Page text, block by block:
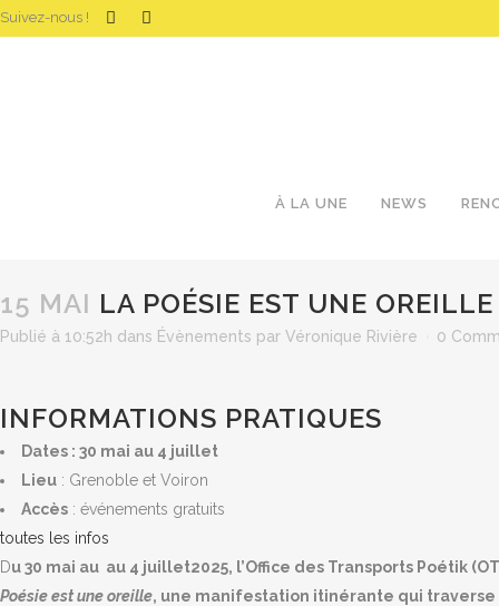
Suivez-nous !
À LA UNE NEWS
15 MAI LA POÉSIE EST UNE
Publié à 10:52h dans Évènements par Véronique Rivière 0
INFORMATIONS PRATIQUES
Dates : 30 mai au 4 juillet
Lieu : Grenoble et Voiron
Accès : événements gratuits
toutes les infos
Du 30 mai au au 4 juillet2025, l’Office des Transports Poétik (
Poésieestuneoreille, une manifestation itinérante qui traverse